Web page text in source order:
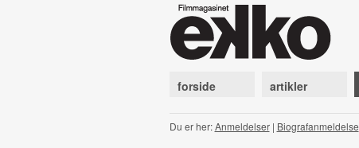
forside artikler
Du er her:Anmeldelser| Biografanmeldelse